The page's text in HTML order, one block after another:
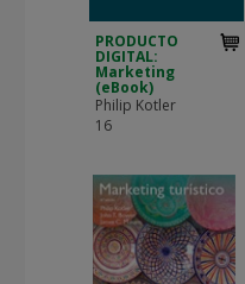
PRODUCTO
DIGITAL:
Marketing
(eBook)
Philip Kotler
16